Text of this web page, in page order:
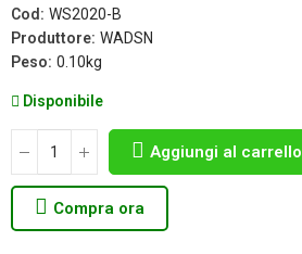
Cod: WS2020-B
Produttore: WADSN
Peso: 0.10kg
Disponibile
Aggiungi al carrello
Compra ora